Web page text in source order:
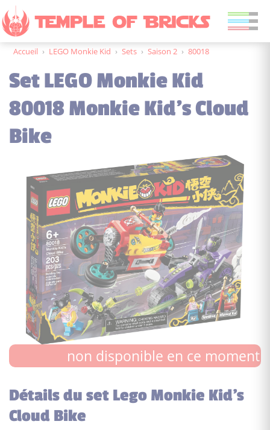
Accueil › LEGO Monkie Kid › Sets › Saison 2 › 80018
Set LEGO Monkie Kid
80018 Monkie Kid's Cloud
Bike
non disponible en ce moment
Détails du set Lego Monkie Kid's
Cloud Bike